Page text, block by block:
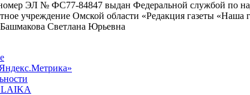
ЭЛ № ФС77-84847 выдан Федеральной службой по
учреждение Омской области «Редакция газеты «Наша
Светлана Юрьевна
LAIKA